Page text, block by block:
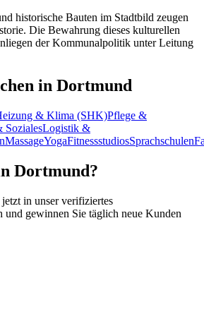
historische Bauten im Stadtbild zeugen
Die Bewahrung dieses kulturellen
der Kommunalpolitik unter Leitung
in Dortmund
& Klima (SHK)Pflege &
SozialesLogistik &
MassageYogaFitnessstudiosSprachschulen
Dortmund?
in unser verifiziertes
und gewinnen Sie täglich neue Kunden